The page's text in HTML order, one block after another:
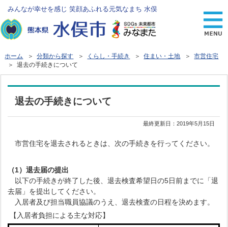
みんなが幸せを感じ 笑顔あふれる元気なまち 水俣
ホーム ＞分類から探す ＞ くらし・手続き ＞住まい・土地 ＞市営住宅
＞ 退去の手続きについて
退去の手続きについて
最終更新日：2019年5月15日
市営住宅を退去されるときは、次の手続きを行ってください。
（1）退去届の提出
以下の手続きが終了した後、退去検査希望日の5日前までに「退
去届」を提出してください。
入居者及び担当職員協議のうえ、退去検査の日程を決めます。
【入居者負担による主な対応】